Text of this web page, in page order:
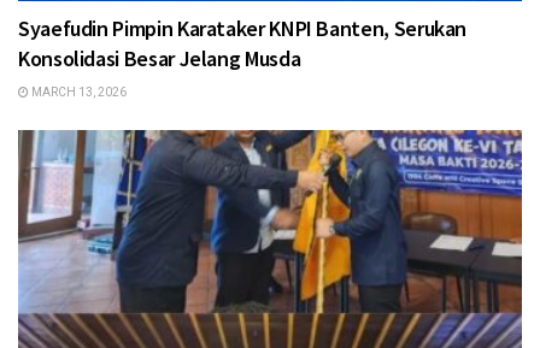
Syaefudin Pimpin Karataker KNPI Banten, Serukan
Konsolidasi Besar Jelang Musda
MARCH 13, 2026